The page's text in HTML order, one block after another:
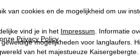
van cookies en de mogelijkheid om uw
vind je in het Impressum. Informatie
Privacy Policy.
mogelijkheden voor langlaufers.
van het majestueuze